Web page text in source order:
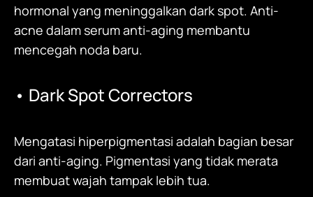
hormonal yang meninggalkan dark spot. Anti-
acne dalam serum anti-aging membantu
mencegah noda baru.
• Dark Spot Correctors
Mengatasi hiperpigmentasi adalah bagian besar
dari anti-aging. Pigmentasi yang tidak merata
membuat wajah tampak lebih tua.